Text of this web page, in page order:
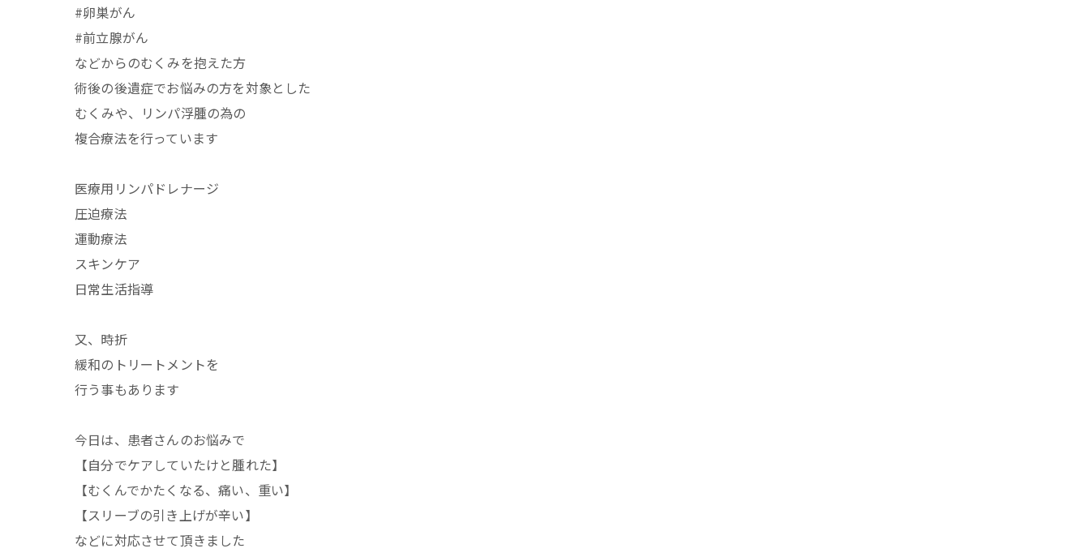
#卵巣がん
#前立腺がん
などからのむくみを抱えた方
術後の後遺症でお悩みの方を対象とした
むくみや、リンパ浮腫の為の
複合療法を行っています
医療用リンパドレナージ
圧迫療法
運動療法
スキンケア
日常生活指導
又、時折
緩和のトリートメントを
行う事もあります
今日は、患者さんのお悩みで
【自分でケアしていたけと腫れた】
【むくんでかたくなる、痛い、重い】
【スリーブの引き上げが辛い】
などに対応させて頂きました